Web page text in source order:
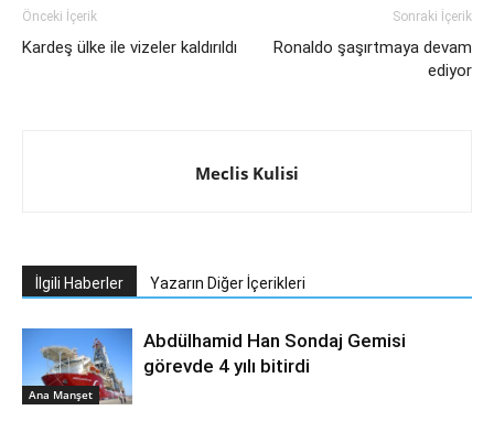
Önceki İçerik
Kardeş ülke ile vizeler kaldırıldı
Sonraki İçerik
Ronaldo şaşırtmaya devam
ediyor
Meclis Kulisi
İlgili Haberler Yazarın Diğer İçerikleri
Ana Manşet
Abdülhamid Han Sondaj Gemisi
görevde 4 yılı bitirdi